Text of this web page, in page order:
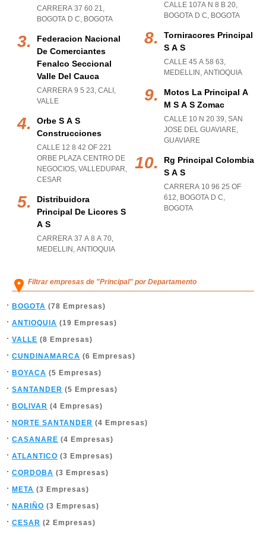
CARRERA 37 60 21,
BOGOTA D C, BOGOTA
Federacion Nacional
De Comerciantes
Fenalco Seccional
Valle Del Cauca
CARRERA 9 5 23, CALI ,
VALLE
Orbe S A S
Construcciones
CALLE 12 8 42 OF 221
ORBE PLAZA CENTRO DE
NEGOCIOS, VALLEDUPAR,
CESAR
Distribuidora
Principal De Licores S
A S
CARRERA 37 A 8 A 70,
MEDELLIN , ANTIOQUIA
CALLE 107A N 8 B 20,
BOGOTA D C, BOGOTA
Torniracores Principal
S A S
CALLE 45 A 58 63,
MEDELLIN , ANTIOQUIA
Motos La Principal A
M S A S Zomac
CALLE 10 N 20 39, SAN
JOSE DEL GUAVIARE,
GUAVIARE
Rg Principal Colombia
S A S
CARRERA 10 96 25 OF
612, BOGOTA D C,
BOGOTA
Filtrar empresas de "Principal" por Departamento
BOGOTA (78 Empresas)
ANTIOQUIA (19 Empresas)
VALLE (8 Empresas)
CUNDINAMARCA (6 Empresas)
BOYACA (5 Empresas)
SANTANDER (5 Empresas)
BOLIVAR (4 Empresas)
NORTE SANTANDER (4 Empresas)
CASANARE (4 Empresas)
ATLANTICO (3 Empresas)
CORDOBA (3 Empresas)
META (3 Empresas)
NARIÑO (3 Empresas)
CESAR (2 Empresas)